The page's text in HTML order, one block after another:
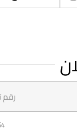
رقم